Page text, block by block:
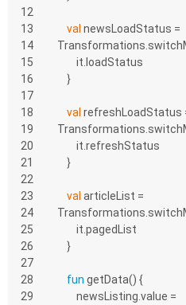
12
13
14
15
16
17
18
19
20
21
22
23
24
25
26
27
28
29
val newsLoadStatus =
        it.loadStatus
    }
val refreshLoadStatus
        it.refreshStatus
    }
val articleList =
        it.pagedList
    }
fun getData() {